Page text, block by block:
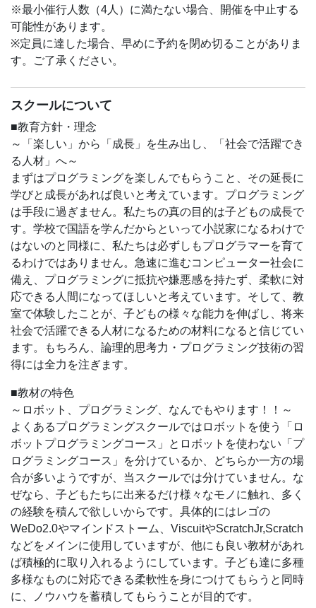
＜教材＞
Viscuit（事前にアプリのインストールをお願いいたしま
す。アプリは無料です。）
公式サイトはこちら→
＜定員＞
5組 (2人1組)
当日までに参加人数が2組以下の場合、中止になる場合が
ございますのでご了承ください。
※最小催行人数（4人）に満たない場合、開催を中止する
可能性があります。
※定員に達した場合、早めに予約を閉め切ることがありま
す。ご了承ください。
スクールについて
■教育方針・理念
～「楽しい」から「成長」を生み出し、「社会で活躍でき
る人材」へ～
まずはプログラミングを楽しんでもらうこと、その延長に
学びと成長があれば良いと考えています。プログラミング
は手段に過ぎません。私たちの真の目的は子どもの成長で
す。学校で国語を学んだからといって小説家になるわけで
はないのと同様に、私たちは必ずしもプログラマーを育て
るわけではありません。急速に進むコンピューター社会に
備え、プログラミングに抵抗や嫌悪感を持たず、柔軟に対
応できる人間になってほしいと考えています。そして、教
室で体験したことが、子どもの様々な能力を伸ばし、将来
社会で活躍できる人材になるための材料になると信じてい
ます。もちろん、論理的思考力・プログラミング技術の習
得には全力を注ぎます。
■教材の特色
～ロボット、プログラミング、なんでもやります！！～
よくあるプログラミングスクールではロボットを使う「ロ
ボットプログラミングコース」とロボットを使わない「プ
ログラミングコース」を分けているか、どちらか一方の場
合が多いようですが、当スクールでは分けていません。な
ぜなら、子どもたちに出来るだけ様々なモノに触れ、多く
の経験を積んで欲しいからです。具体的にはレゴの
WeDo2.0やマインドストーム、ViscuitやScratchJr,Scratch
などをメインに使用していますが、他にも良い教材があれ
ば積極的に取り入れるようにしています。子ども達に多種
多様なものに対応できる柔軟性を身につけてもらうと同時
に、ノウハウを蓄積してもらうことが目的です。